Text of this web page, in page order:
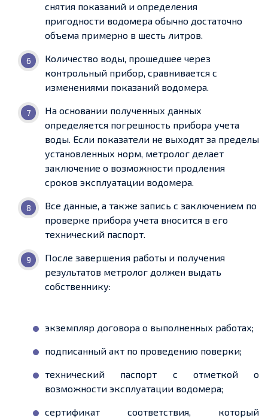
снятия показаний и определения
пригодности водомера обычно достаточно
объема примерно в шесть литров.
Количество воды, прошедшее через
контрольный прибор, сравнивается с
изменениями показаний водомера.
На основании полученных данных
определяется погрешность прибора учета
воды. Если показатели не выходят за пределы
установленных норм, метролог делает
заключение о возможности продления
сроков эксплуатации водомера.
Все данные, а также запись с заключением по
проверке прибора учета вносится в его
технический паспорт.
После завершения работы и получения
результатов метролог должен выдать
собственнику:
экземпляр договора о выполненных работах;
подписанный акт по проведению поверки;
технический паспорт с отметкой о
возможности эксплуатации водомера;
сертификат соответствия, который